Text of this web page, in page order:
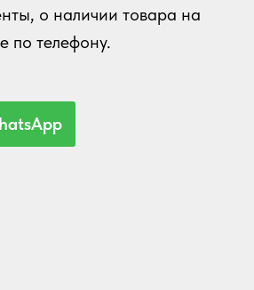
о наличии товара на
по телефону.